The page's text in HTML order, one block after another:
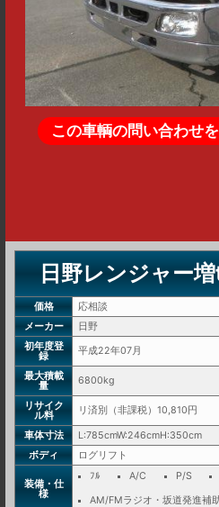
この車輌の問い合わせ
日野レンジャー
価格 応相談
メーカー
日野
初年度登
録
平成22年07月
最大積載
量
6800kg
リサイク
ル料
リ済別（非課税）10,810円
車体寸法 L:785cmW:246cmH:350cm
ボディ
ログリフト
装備・仕
様
ﾌﾙ A/C P/S
AM/FMラジオ・坂道発進補